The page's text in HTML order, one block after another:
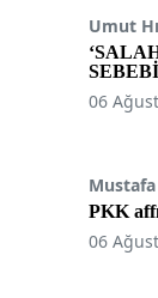
Umut
06
PKK
06